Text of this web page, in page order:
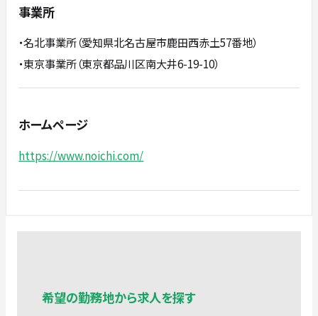
事業所
・名北事業所（愛知県北名古屋市鹿田西赤土57番地）
・東京事業所（東京都品川区南大井6-19-10）
ホームページ
https://www.noichi.com/
希望の勤務地から求人を探す